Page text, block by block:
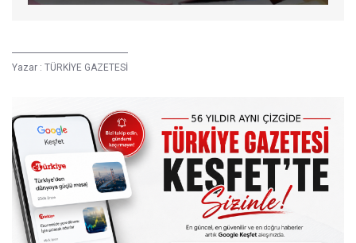
Yazar : TÜRKİYE GAZETESİ